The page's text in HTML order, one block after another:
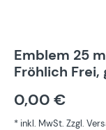
Emblem 25
Fröhlich Frei,
0,00 €
* inkl. MwSt. Zzgl.